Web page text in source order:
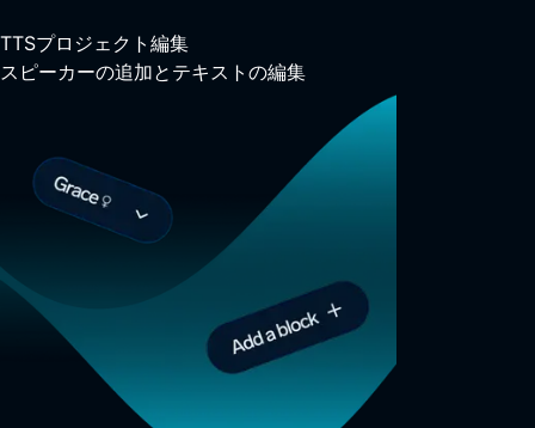
TTSプロジェクト編集
スピーカーの追加とテキストの編集